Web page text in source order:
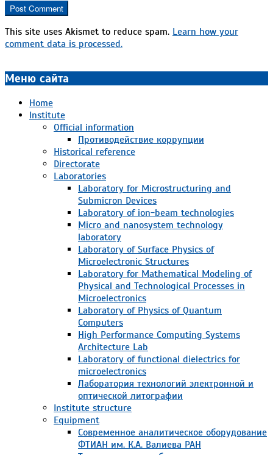
This site uses Akismet to reduce spam. Learn how your
comment data is processed.
Меню сайта
Home
Institute
Official information
Противодействие коррупции
Historical reference
Directorate
Laboratories
Laboratory for Microstructuring and
Submicron Devices
Laboratory of ion-beam technologies
Micro and nanosystem technology
laboratory
Laboratory of Surface Physics of
Microelectronic Structures
Laboratory for Mathematical Modeling of
Physical and Technological Processes in
Microelectronics
Laboratory of Physics of Quantum
Computers
High Performance Computing Systems
Architecture Lab
Laboratory of functional dielectrics for
microelectronics
Лаборатория технологий электронной и
оптической литографии
Institute structure
Equipment
Современное аналитическое оборудование
ФТИАН им. К.А. Валиева РАН